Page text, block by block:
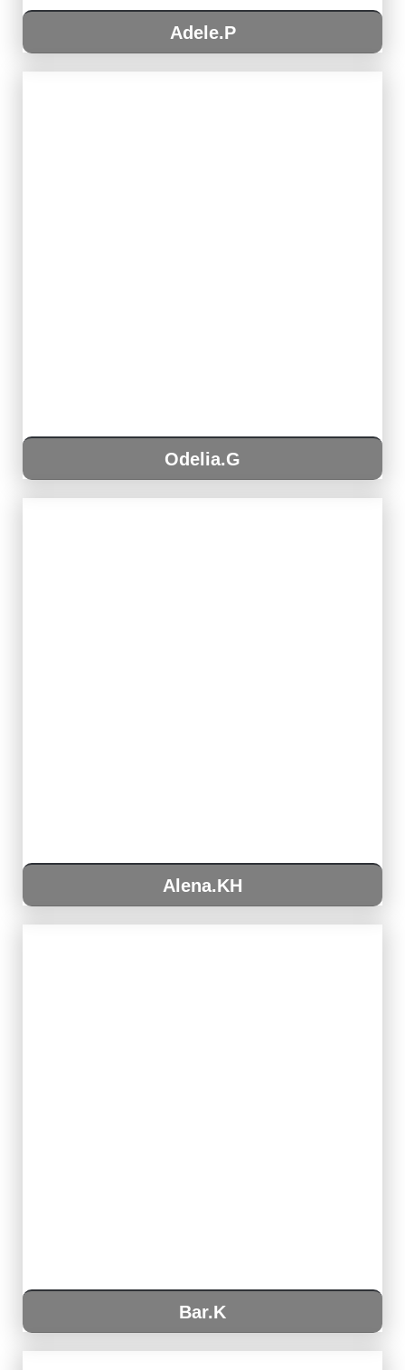
Adele.P
Odelia.G
Alena.KH
Bar.K